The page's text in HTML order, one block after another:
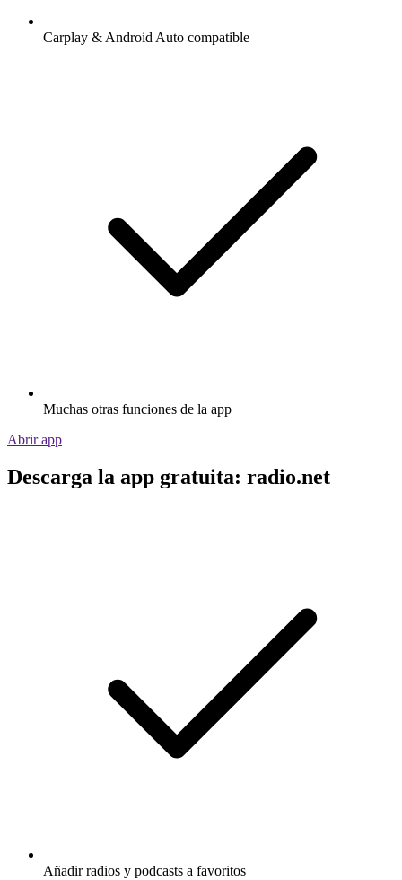
Carplay & Android Auto compatible
Muchas otras funciones de la app
Abrir app
Descarga la app gratuita: radio.net
Añadir radios y podcasts a favoritos